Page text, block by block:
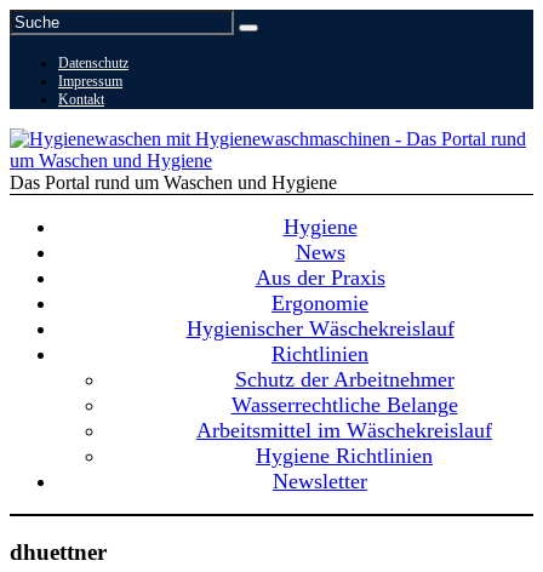
Datenschutz
Impressum
Kontakt
Das Portal rund um Waschen und Hygiene
Hygiene
News
Aus der Praxis
Ergonomie
Hygienischer Wäschekreislauf
Richtlinien
Schutz der Arbeitnehmer
Wasserrechtliche Belange
Arbeitsmittel im Wäschekreislauf
Hygiene Richtlinien
Newsletter
dhuettner